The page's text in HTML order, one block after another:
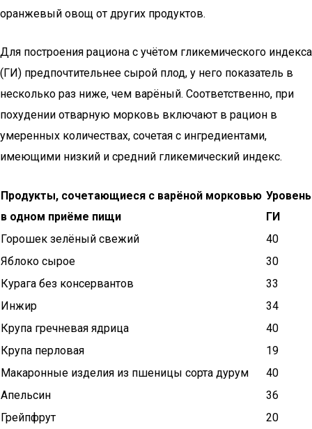
оранжевый овощ от других продуктов.
Для построения рациона с учётом гликемического индекса
(ГИ) предпочтительнее сырой плод, у него показатель в
несколько раз ниже, чем варёный. Соответственно, при
похудении отварную морковь включают в рацион в
умеренных количествах, сочетая с ингредиентами,
имеющими низкий и средний гликемический индекс.
Продукты, сочетающиеся с варёной морковью
в одном приёме пищи
Уровень
ГИ
Горошек зелёный свежий
40
Яблоко сырое
30
Курага без консервантов
33
Инжир
34
Крупа гречневая ядрица
40
Крупа перловая
19
Макаронные изделия из пшеницы сорта дурум
40
Апельсин
36
Грейпфрут
20